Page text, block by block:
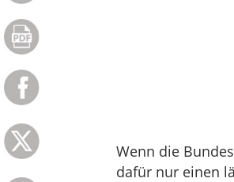
Wenn die
dafür nur einen